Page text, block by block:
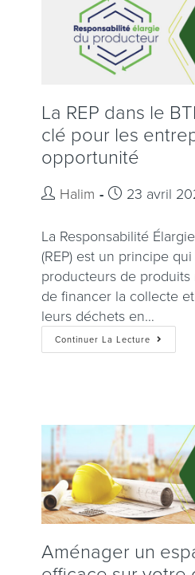
La REP dans le
clé pour les
opportunité
Halim 23 avril
La Responsabilité
(REP) est un principe
producteurs de produits
de financer la collecte
leurs déchets en…
Continuer La Lecture
Aménager un